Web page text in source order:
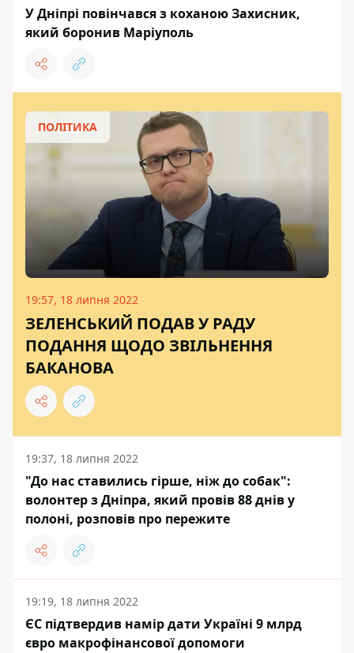
У Дніпрі повінчався з коханою Захисник,
який боронив Маріуполь
ПОЛІТИКА
19:57, 18 липня 2022
ЗЕЛЕНСЬКИЙ ПОДАВ У РАДУ
ПОДАННЯ ЩОДО ЗВІЛЬНЕННЯ
БАКАНОВА
19:37, 18 липня 2022
"До нас ставились гірше, ніж до собак":
волонтер з Дніпра, який провів 88 днів у
полоні, розповів про пережите
19:19, 18 липня 2022
ЄС підтвердив намір дати Україні 9 млрд
євро макрофінансової допомоги